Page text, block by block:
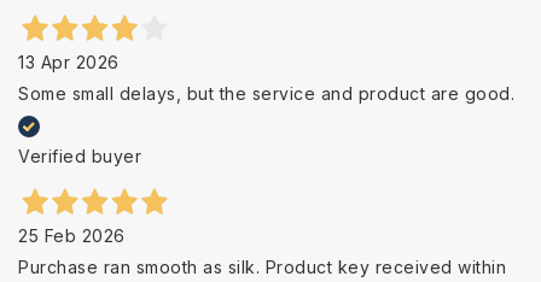
13 Apr 2026
Some small delays, but the service and product are good.
Verified buyer
25 Feb 2026
Purchase ran smooth as silk. Product key received within